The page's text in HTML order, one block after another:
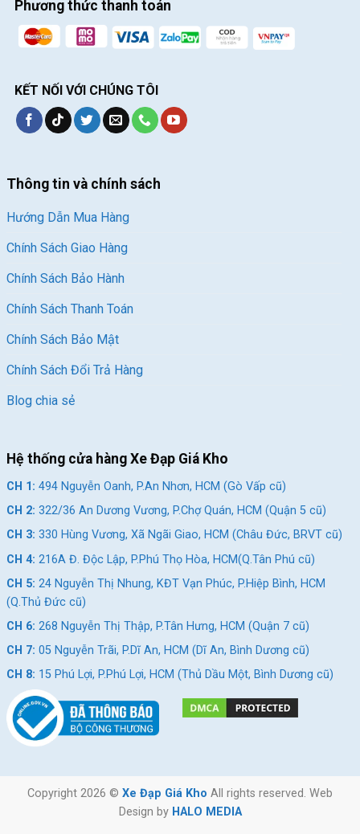
Phương thức thanh toán
KẾT NỐI VỚI CHÚNG TÔI
Thông tin và chính sách
Hướng Dẫn Mua Hàng
Chính Sách Giao Hàng
Chính Sách Bảo Hành
Chính Sách Thanh Toán
Chính Sách Bảo Mật
Chính Sách Đổi Trả Hàng
Blog chia sẻ
Hệ thống cửa hàng Xe Đạp Giá Kho
CH 1: 494 Nguyễn Oanh, P.An Nhơn, HCM (Gò Vấp cũ)
CH 2: 322/36 An Dương Vương, P.Chợ Quán, HCM (Quận 5 cũ)
CH 3: 330 Hùng Vương, Xã Ngãi Giao, HCM (Châu Đức, BRVT cũ)
CH 4: 216A Đ. Độc Lập, P.Phú Thọ Hòa, HCM(Q.Tân Phú cũ)
CH 5: 24 Nguyễn Thị Nhung, KĐT Vạn Phúc, P.Hiệp Bình, HCM
(Q.Thủ Đức cũ)
CH 6: 268 Nguyễn Thị Thập, P.Tân Hưng, HCM (Quận 7 cũ)
CH 7: 05 Nguyễn Trãi, P.Dĩ An, HCM (Dĩ An, Bình Dương cũ)
CH 8: 15 Phú Lợi, P.Phú Lợi, HCM (Thủ Dầu Một, Bình Dương cũ)
Copyright 2026 © Xe Đạp Giá Kho All rights reserved. Web
Design by HALO MEDIA